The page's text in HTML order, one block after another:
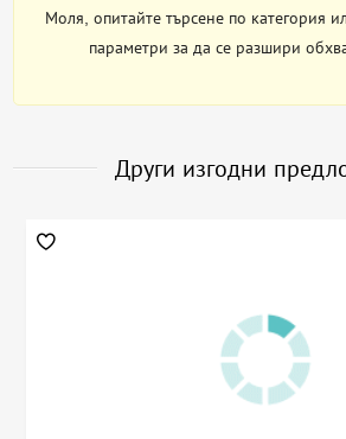
Моля, опитайте търсене по категория
параметри за да се разшири
Други изгодни